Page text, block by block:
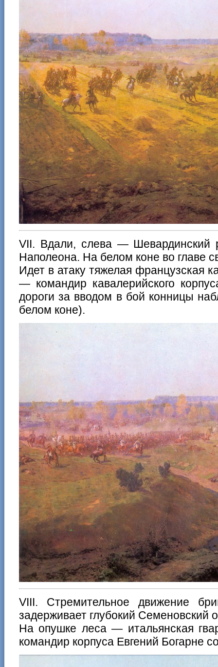
VII. Вдали, слева — Шевардинский
Наполеона. На белом коне во главе
Идет в атаку тяжелая французская
— командир кавалерийского
дороги за вводом в бой конницы
белом коне).
VIII. Стремительное движение
задерживает глубокий Семеновский
На опушке леса — итальянская
командир корпуса Евгений Богарне